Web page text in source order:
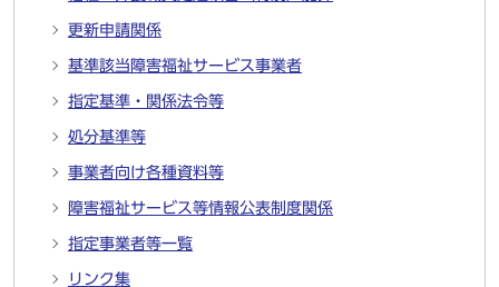
更新申請関係
基準該当障害福祉サービス事業者
指定基準・関係法令等
処分基準等
事業者向け各種資料等
障害福祉サービス等情報公表制度関係
指定事業者等一覧
リンク集